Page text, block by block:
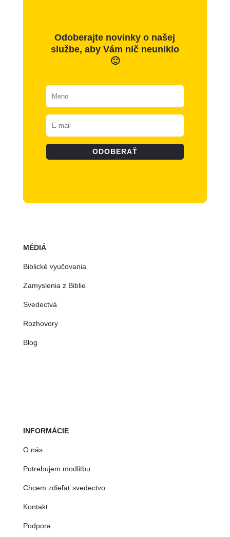
Odoberajte novinky o našej
službe, aby Vám nič neuniklo
🙂
ODOBERAŤ
MÉDIÁ
Biblické vyučovania
Zamyslenia z Biblie
Svedectvá
Rozhovory
Blog
INFORMÁCIE
O nás
Potrebujem modlitbu
Chcem zdieľať svedectvo
Kontakt
Podpora